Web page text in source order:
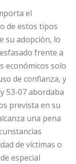
el
de estos tipos
su adopción, lo
frente a
económicos solo
de confianza, y
53-07 abordaba
prevista en su
una pena
de víctimas o
especial